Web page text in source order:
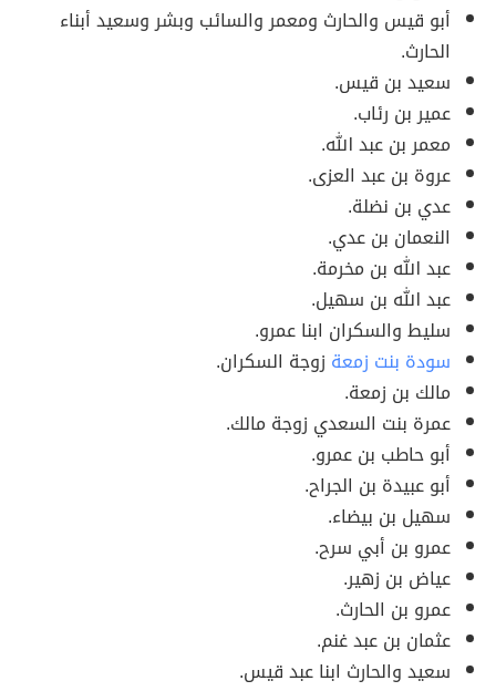
أبو قيس والحارث ومعمر والسائب وبشر وسعيد أبناء
الحارث.
سعيد بن قيس.
عمير بن رئاب.
معمر بن عبد الله.
عروة بن عبد العزى.
عدي بن نضلة.
النعمان بن عدي.
عبد الله بن مخرمة.
عبد الله بن سهيل.
سليط والسكران ابنا عمرو.
سودة بنت زمعة زوجة السكران.
مالك بن زمعة.
عمرة بنت السعدي زوجة مالك.
أبو حاطب بن عمرو.
أبو عبيدة بن الجراح.
سهيل بن بيضاء.
عمرو بن أبي سرح.
عياض بن زهير.
عمرو بن الحارث.
عثمان بن عبد غنم.
سعيد والحارث ابنا عبد قيس.